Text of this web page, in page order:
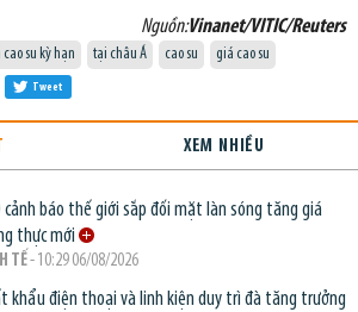
Nguồn:Vinanet/VITIC/Reuters
cao su kỳ hạn tại châu Á cao su giá cao su
Tweet
XEM NHIỀU
cảnh báo thế giới sắp đối mặt làn sóng tăng giá
thực mới
TẾ- 10:29 06/08/2026
khẩu điện thoại và linh kiện duy trì đà tăng trưởng